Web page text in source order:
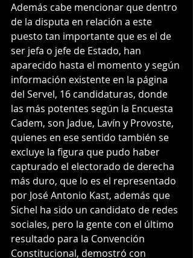
Además cabe mencionar que dentro
de la disputa en relación a este
puesto tan importante que es el de
ser jefa o jefe de Estado, han
aparecido hasta el momento y según
información existente en la página
del Servel, 16 candidaturas, donde
las más potentes según la Encuesta
Cadem, son Jadue, Lavín y Provoste,
quienes en ese sentido también se
excluye la figura que pudo haber
capturado el electorado de derecha
más duro, que lo es el representado
por José Antonio Kast, además que
Sichel ha sido un candidato de redes
sociales, pero la gente con el último
resultado para la Convención
Constitucional, demostró con